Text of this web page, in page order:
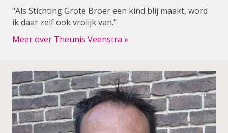
"Als Stichting Grote Broer een kind blij maakt, word
ik daar zelf ook vrolijk van."
Meer over Theunis Veenstra »